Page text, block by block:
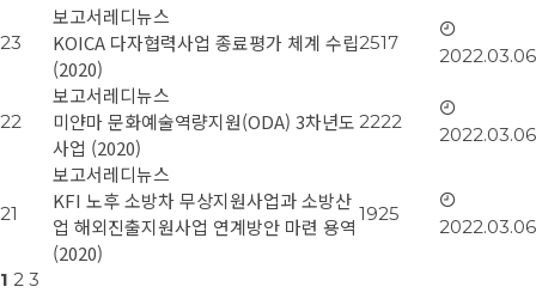
23
보고서레디뉴스
KOICA 다자협력사업 종료평가 체계 수립
(2020)
2517
2022.03.06
22
보고서레디뉴스
미얀마 문화예술역량지원(ODA) 3차년도
사업 (2020)
2222
2022.03.06
21
보고서레디뉴스
KFI 노후 소방차 무상지원사업과 소방산
업 해외진출지원사업 연계방안 마련 용역
(2020)
1925
2022.03.06
1 2 3